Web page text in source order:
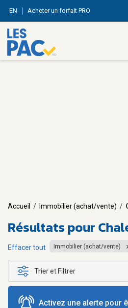
EN Acheter un forfait PRO
Accueil / Immobilier (achat/vente) /
Résultats pour
Effacer tout Immobilier (achat/vente)
Trier et Filtrer
Activez une alerte pour